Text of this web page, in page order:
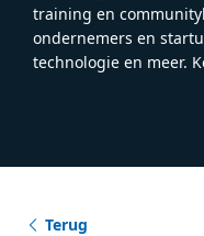
training en
ondernemers en
technologie en meer.
Terug